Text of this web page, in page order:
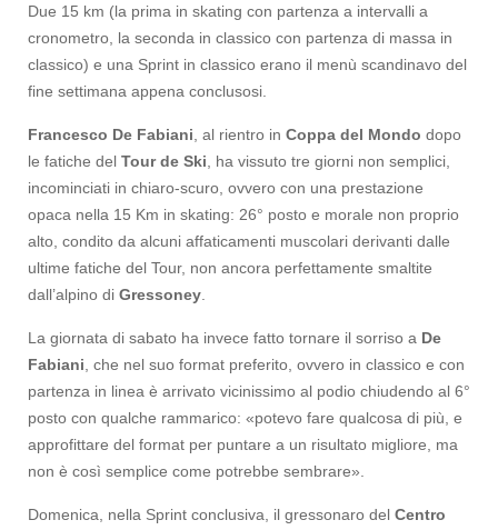
Due 15 km (la prima in skating con partenza a intervalli a
cronometro, la seconda in classico con partenza di massa in
classico) e una Sprint in classico erano il menù scandinavo del
fine settimana appena conclusosi.
Francesco De Fabiani , al rientro in Coppa del Mondo dopo
le fatiche del Tour de Ski , ha vissuto tre giorni non semplici,
incominciati in chiaro-scuro, ovvero con una prestazione
opaca nella 15 Km in skating: 26° posto e morale non proprio
alto, condito da alcuni affaticamenti muscolari derivanti dalle
ultime fatiche del Tour, non ancora perfettamente smaltite
dall’alpino di Gressoney
La giornata di sabato ha invece fatto tornare il sorriso a De
Fabiani , che nel suo format preferito, ovvero in classico e con
partenza in linea è arrivato vicinissimo al podio chiudendo al 6°
posto con qualche rammarico: «potevo fare qualcosa di più, e
approfittare del format per puntare a un risultato migliore, ma
non è così semplice come potrebbe sembrare».
Domenica, nella Sprint conclusiva, il gressonaro del Centro